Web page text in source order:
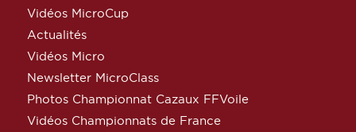
Vidéos MicroCup
Actualités
Vidéos Micro
Newsletter MicroClass
Photos Championnat Cazaux FFVoile
Vidéos Championnats de France